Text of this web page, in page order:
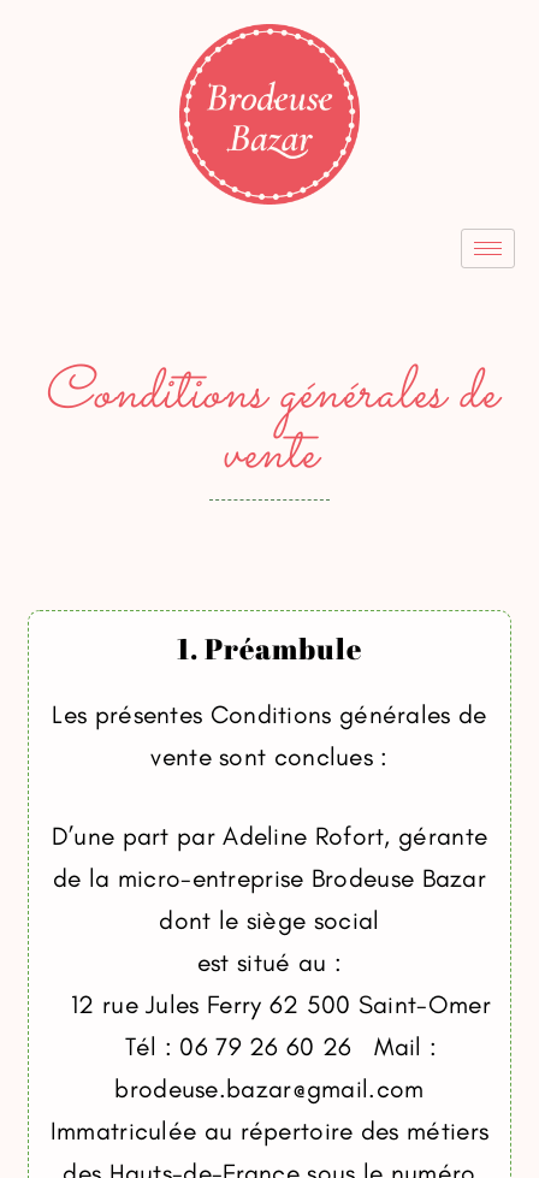
Conditions générales de
vente
1. Préambule
Les présentes Conditions générales de
vente sont conclues :
D’une part par Adeline Rofort, gérante
de la micro-entreprise Brodeuse Bazar
dont le siège social
est situé au :
12 rue Jules Ferry 62 500 Saint-Omer
Tél : 06 79 26 60 26 Mail :
brodeuse.bazar@gmail.com
Immatriculée au répertoire des métiers